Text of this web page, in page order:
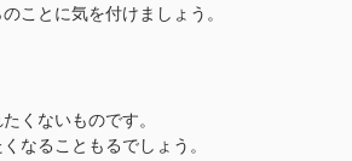
ことに気を付けましょう。
くないものです。
なることもるでしょう。